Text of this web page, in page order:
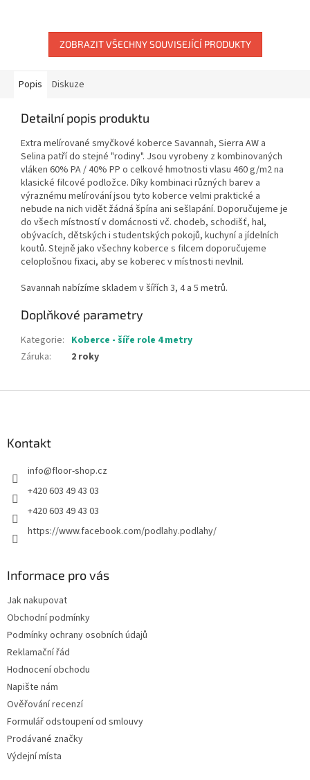
ZOBRAZIT VŠECHNY SOUVISEJÍCÍ PRODUKTY
Popis Diskuze
Detailní popis produktu
Extra melírované smyčkové koberce Savannah, Sierra AW a
Selina patří do stejné "rodiny". Jsou vyrobeny z kombinovaných
vláken 60% PA / 40% PP o celkové hmotnosti vlasu 460 g/m2 na
klasické filcové podložce. Díky kombinaci různých barev a
výraznému melírování jsou tyto koberce velmi praktické a
nebude na nich vidět žádná špína ani sešlapání. Doporučujeme je
do všech místností v domácnosti vč. chodeb, schodišť, hal,
obývacích, dětských i studentských pokojů, kuchyní a jídelních
koutů. Stejně jako všechny koberce s filcem doporučujeme
celoplošnou fixaci, aby se koberec v místnosti nevlnil.
Savannah nabízíme skladem v šířích 3, 4 a 5 metrů.
Doplňkové parametry
Kategorie: Koberce - šíře role 4 metry
Záruka: 2 roky
Kontakt
info@floor-shop.cz
+420 603 49 43 03
+420 603 49 43 03
https://www.facebook.com/podlahy.podlahy/
Informace pro vás
Jak nakupovat
Obchodní podmínky
Podmínky ochrany osobních údajů
Reklamační řád
Hodnocení obchodu
Napište nám
Ověřování recenzí
Formulář odstoupení od smlouvy
Prodávané značky
Výdejní místa